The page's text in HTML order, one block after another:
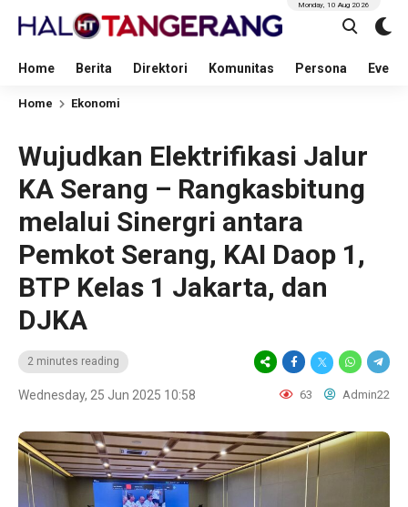
Home Berita Direktori Komunitas Persona Event
Monday, 10 Aug 2026
Home Ekonomi
Wujudkan Elektrifikasi Jalur
KA Serang – Rangkasbitung
melalui Sinergri antara
Pemkot Serang, KAI Daop 1,
BTP Kelas 1 Jakarta, dan
DJKA
2 minutes reading
Wednesday, 25 Jun 2025 10:58 63 Admin22